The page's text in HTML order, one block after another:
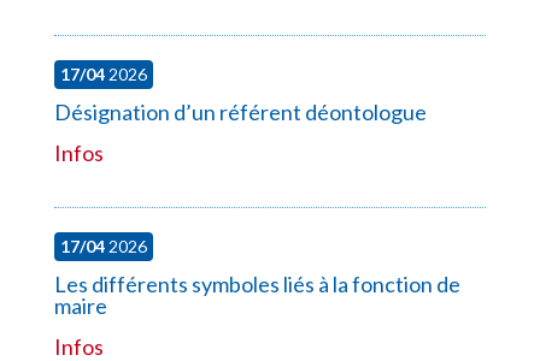
17/042026
Désignation d’un référent déontologue
Infos
17/042026
Les différents symboles liés à la fonction de
maire
Infos